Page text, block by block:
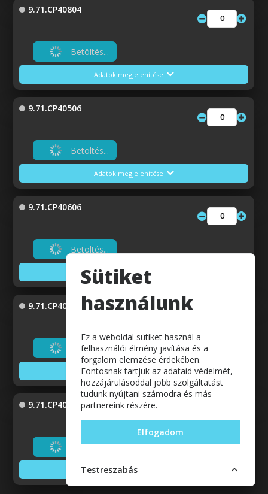
9.71.CP40804
Betöltés...
Adatok megjelenítése
9.71.CP40506
Betöltés...
Adatok megjelenítése
9.71.CP40606
Betöltés...
Adatok megjelenítése
9.71.CP40706
Betöltés...
Adatok megjelenítése
9.71.CP40806
Betöltés...
Adatok megjelenítése
Sütiket
használunk
Ez a weboldal sütiket használ a
felhasználói élmény javítása és a
forgalom elemzése érdekében.
Fontosnak tartjuk az adataid védelmét,
hozzájárulásoddal jobb szolgáltatást
tudunk nyújtani számodra és más
partnereink részére.
Elfogadom
Testreszabás